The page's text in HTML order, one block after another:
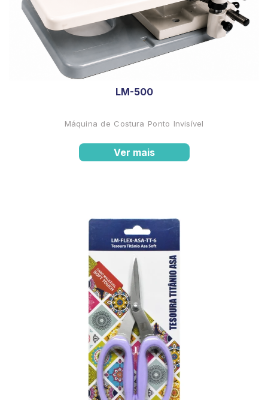
LM-500
Máquina de Costura Ponto Invisível
Ver mais